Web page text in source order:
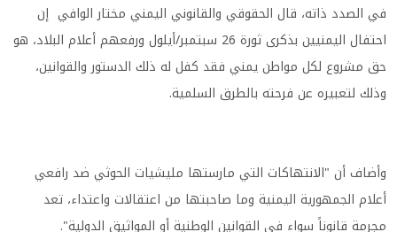
في الصدد ذاته، قال الحقوقي والقانوني اليمني مختار الوافي إن
احتفال اليمنيين بذكرى ثورة 26 سبتمبر/أيلول ورفعهم أعلام البلاد، هو
حق مشروع لكل مواطن يمني فقد كفل له ذلك الدستور والقوانين،
وذلك لتعبيره عن فرحته بالطرق السلمية.
وأضاف أن "الانتهاكات التي مارستها مليشيات الحوثي ضد رافعي
أعلام الجمهورية اليمنية وما صاحبتها من اعتقالات واعتداء، تعد
مجرمة قانوناً سواء في القوانين الوطنية أو المواثيق الدولية".